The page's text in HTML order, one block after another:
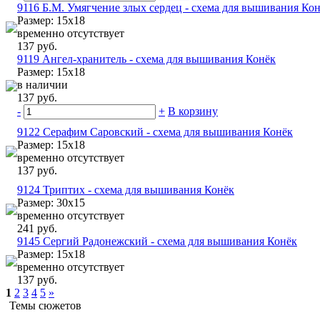
9116 Б.М. Умягчение злых сердец - схема для вышивания
Размер: 15х18
временно отсутствует
137 руб.
9119 Ангел-хранитель - схема для вышивания Конёк
Размер: 15х18
в наличии
137 руб.
-
+ В корзину
9122 Серафим Саровский - схема для вышивания Конёк
Размер: 15х18
временно отсутствует
137 руб.
9124 Триптих - схема для вышивания Конёк
Размер: 30х15
временно отсутствует
241 руб.
9145 Сергий Радонежский - схема для вышивания Конёк
Размер: 15х18
временно отсутствует
137 руб.
1 2 3 4 5 »
Темы сюжетов